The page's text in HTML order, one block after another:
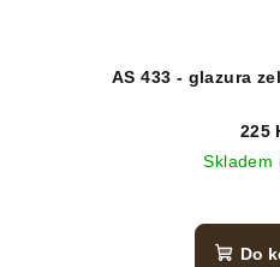
AS 433 - glazura
225
Skladem
Do